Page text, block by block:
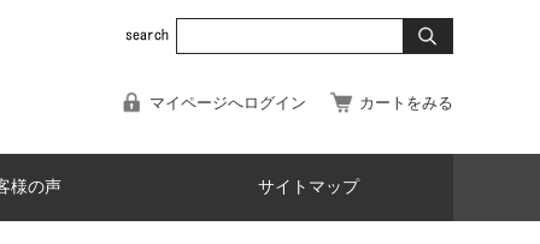
マイページへログイン カートをみる
様の声 サイトマップ